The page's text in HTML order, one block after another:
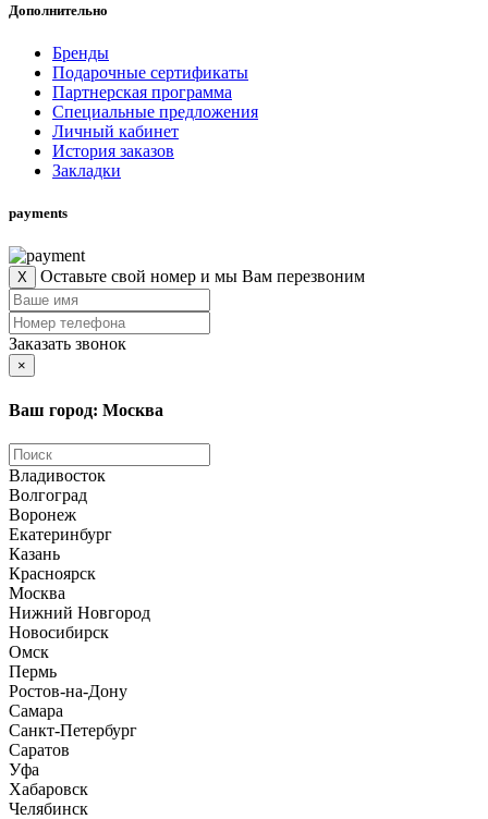
Дополнительно
Бренды
Подарочные сертификаты
Партнерская программа
Специальные предложения
Личный кабинет
История заказов
Закладки
payments
X Оставьте свой номер и мы Вам перезвоним
Заказать звонок
×
Ваш город: Москва
Владивосток
Волгоград
Воронеж
Екатеринбург
Казань
Красноярск
Москва
Нижний Новгород
Новосибирск
Омск
Пермь
Ростов-на-Дону
Самара
Санкт-Петербург
Саратов
Уфа
Хабаровск
Челябинск